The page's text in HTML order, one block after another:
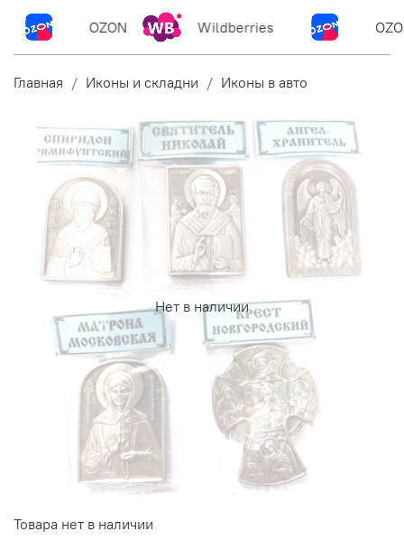
OZON Wildberries
Главная Иконы и складни Иконы в авто
Нет в наличии
Товара нет в наличии